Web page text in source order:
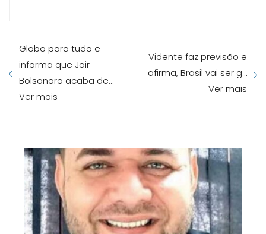
Globo para tudo e
informa que Jair
Bolsonaro acaba de…
Ver mais
Vidente faz previsão e
afirma, Brasil vai ser g…
Ver mais